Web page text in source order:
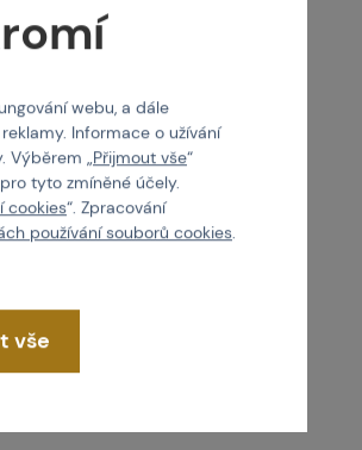
webu, a dále
Informace o užívání
Výběrem „Přijmout vše“
tyto zmíněné účely.
cookies“. Zpracování
používání souborů cookies.
vše